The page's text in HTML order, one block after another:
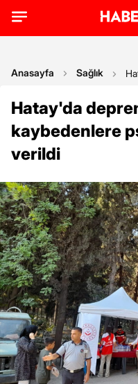
Anasayfa Sağlık
Hatay'da
kaybedenlere
verildi